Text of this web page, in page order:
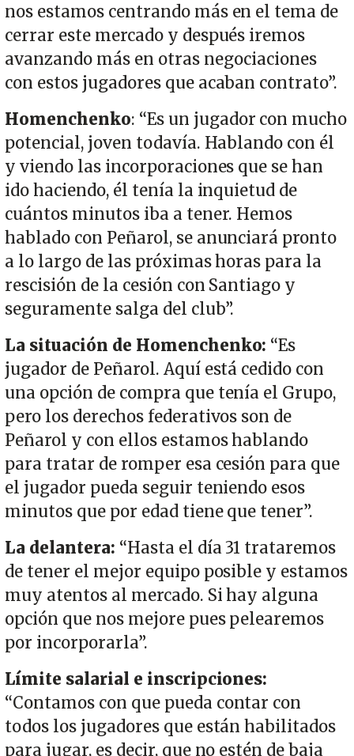
nos estamos centrando más en el tema de
cerrar este mercado y después iremos
avanzando más en otras negociaciones
con estos jugadores que acaban contrato”.
Homenchenko: “Es un jugador con mucho
potencial, joven todavía. Hablando con él
y viendo las incorporaciones que se han
ido haciendo, él tenía la inquietud de
cuántos minutos iba a tener. Hemos
hablado con Peñarol, se anunciará pronto
a lo largo de las próximas horas para la
rescisión de la cesión con Santiago y
seguramente salga del club”.
La situación de Homenchenko: “Es
jugador de Peñarol. Aquí está cedido con
una opción de compra que tenía el Grupo,
pero los derechos federativos son de
Peñarol y con ellos estamos hablando
para tratar de romper esa cesión para que
el jugador pueda seguir teniendo esos
minutos que por edad tiene que tener”.
La delantera: “Hasta el día 31 trataremos
de tener el mejor equipo posible y estamos
muy atentos al mercado. Si hay alguna
opción que nos mejore pues pelearemos
por incorporarla”.
Límite salarial e inscripciones:
“Contamos con que pueda contar con
todos los jugadores que están habilitados
para jugar, es decir, que no estén de baja